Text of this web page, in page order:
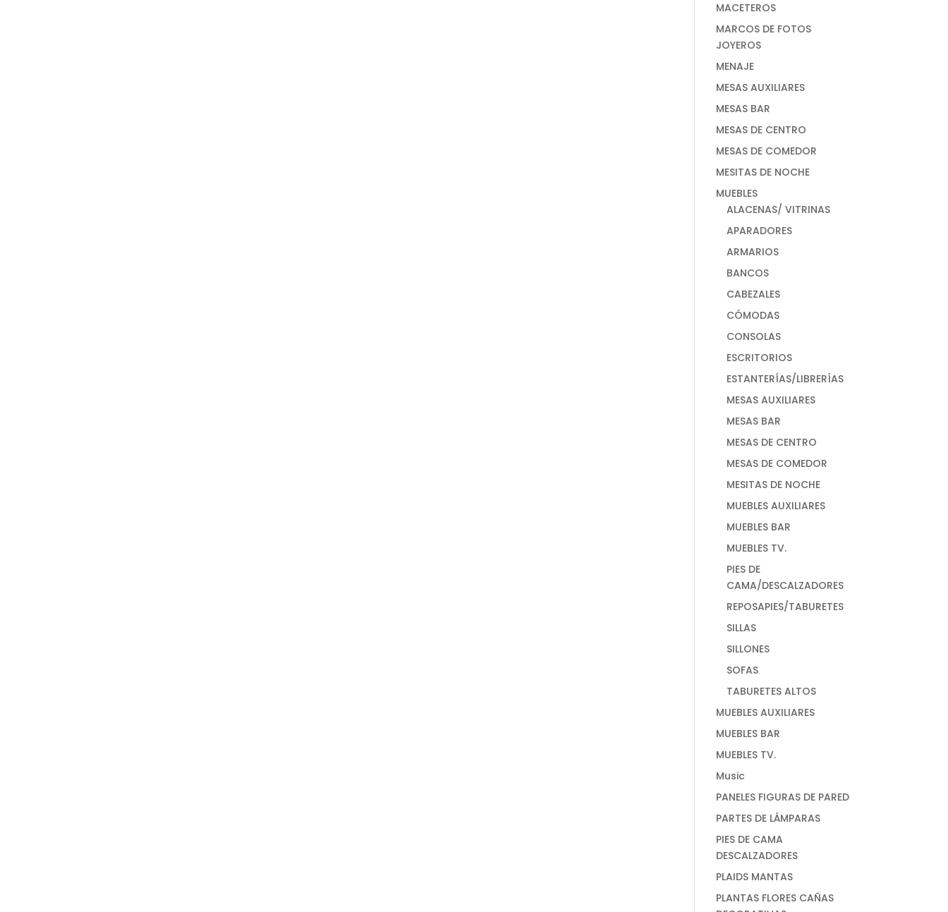
MACETEROS
MARCOS DE FOTOS
JOYEROS
MENAJE
MESAS AUXILIARES
MESAS BAR
MESAS DE CENTRO
MESAS DE COMEDOR
MESITAS DE NOCHE
MUEBLES
ALACENAS/ VITRINAS
APARADORES
ARMARIOS
BANCOS
CABEZALES
CÓMODAS
CONSOLAS
ESCRITORIOS
ESTANTERÍAS/LIBRERÍAS
MESAS AUXILIARES
MESAS BAR
MESAS DE CENTRO
MESAS DE COMEDOR
MESITAS DE NOCHE
MUEBLES AUXILIARES
MUEBLES BAR
MUEBLES TV.
PIES DE
CAMA/DESCALZADORES
REPOSAPIES/TABURETES
SILLAS
SILLONES
SOFAS
TABURETES ALTOS
MUEBLES AUXILIARES
MUEBLES BAR
MUEBLES TV.
Music
PANELES FIGURAS DE PARED
PARTES DE LÁMPARAS
PIES DE CAMA
DESCALZADORES
PLAIDS MANTAS
PLANTAS FLORES CAÑAS